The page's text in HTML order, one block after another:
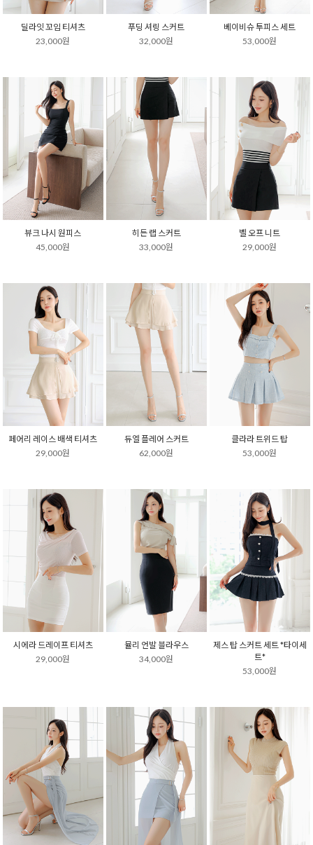
딜라잇 꼬임 티셔츠
23,000원
푸딩 셔링 스커트
32,000원
베이비슈 투피스 세트
53,000원
뷰크 나시 원피스
45,000원
히든 랩 스커트
33,000원
벨 오프 니트
29,000원
페어리 레이스 배색 티셔츠
29,000원
듀엘 플레어 스커트
62,000원
클라라 트위드 탑
53,000원
시에라 드레이프 티셔츠
29,000원
뮬리 언발 블라우스
34,000원
제스 탑 스커트 세트 *타이세
트*
53,000원